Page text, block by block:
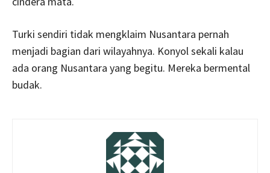
Turki sendiri tidak mengklaim Nusantara pernah
menjadi bagian dari wilayahnya. Konyol sekali kalau
ada orang Nusantara yang begitu. Mereka bermental
budak.